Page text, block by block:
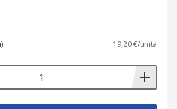
19,20 €/unità